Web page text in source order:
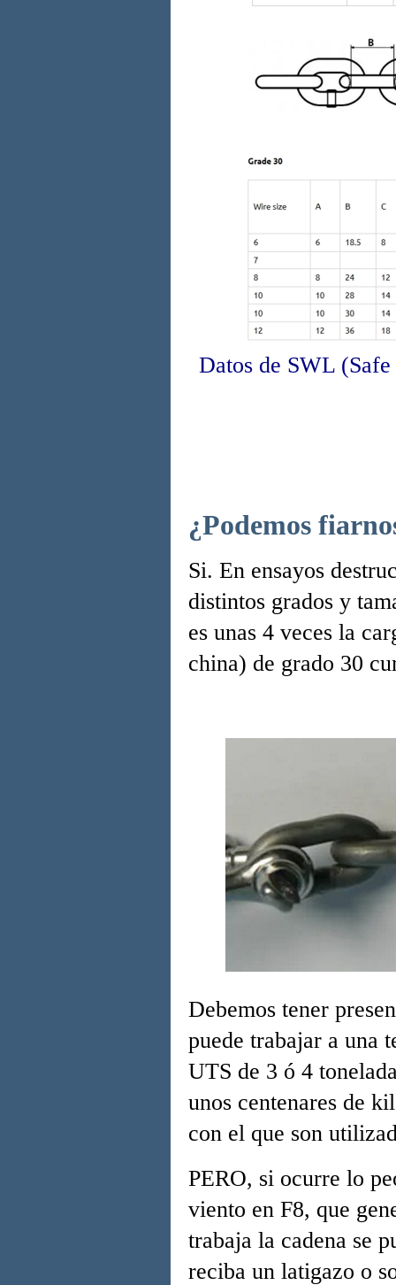
Datos de SWL
¿Podemos
Si. En ensayos
distintos grados y
es unas 4 veces la
china) de grado 30
Debemos tener
puede trabajar a una
UTS de 3 ó 4
unos centenares de
con el que son
PERO, si ocurre lo
viento en F8, que
trabaja la cadena se
reciba un latigazo o